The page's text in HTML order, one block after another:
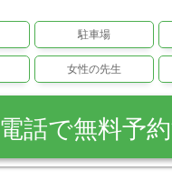
駐車場
女性の先生
電話で無料予